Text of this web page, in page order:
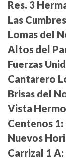
Res. 3
Las
Lomas del
Altos del
Fuerzas
Cantarero
Brisas del
Vista
Centenos 1:
Nuevos
Carrizal 1 A: